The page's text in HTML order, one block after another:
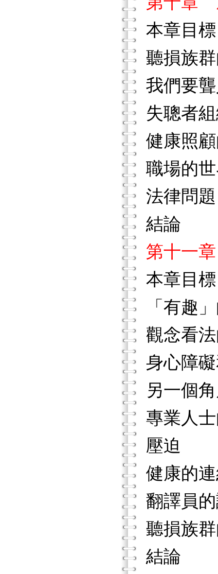
本章目標
聽損族
我們要
失聰者
健康照
職場的
法律問題
結論
第十一
本章目標
「有趣
觀念看
身心障
另一個
專業人
壓迫
健康的
翻譯員
聽損族
結論